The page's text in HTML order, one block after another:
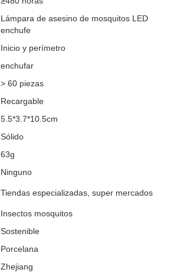
Lámpara de asesino de mosquitos LED
enchufe
Inicio y perímetro
enchufar
> 60 piezas
Recargable
5.5*3.7*10.5cm
Sólido
63g
Ninguno
Tiendas especializadas, super mercados
Insectos mosquitos
Sostenible
Porcelana
Zhejiang